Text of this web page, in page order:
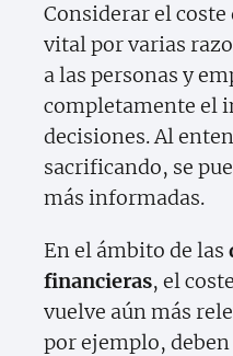
Considerar el
vital por varias
a las personas y
completamente el
decisiones. Al
sacrificando, se
más informadas.
En el ámbito de las
financieras, el
vuelve aún más
por ejemplo,